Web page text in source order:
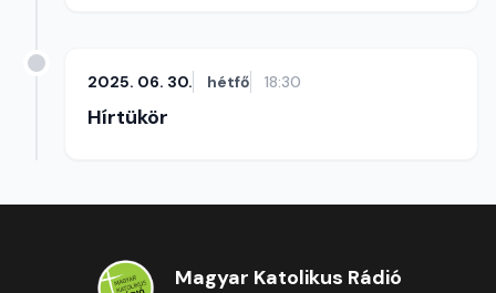
2025. 06. 30. hétfő 18:30
Hírtükör
Magyar Katolikus Rádió